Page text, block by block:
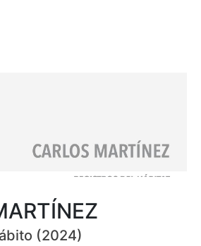
(2024)